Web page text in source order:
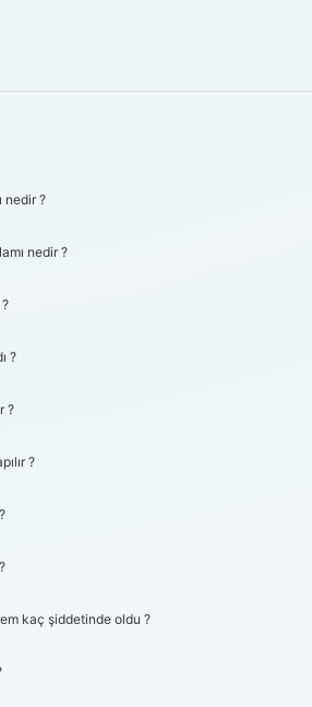
nedir ?
nedir ?
?
?
?
kaç şiddetinde oldu ?